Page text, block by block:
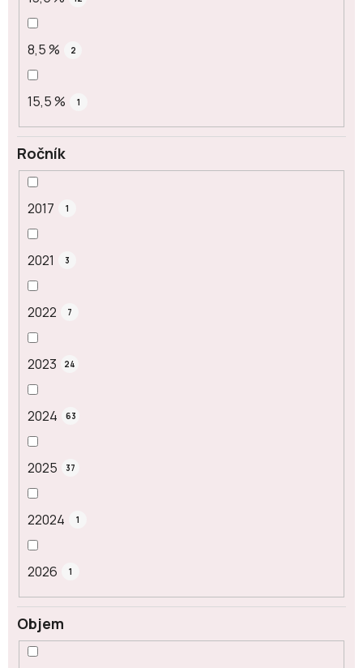
8,5 % 2
15,5 % 1
Ročník
2017 1
2021 3
2022 7
2023 24
2024 63
2025 37
22024 1
2026 1
Objem